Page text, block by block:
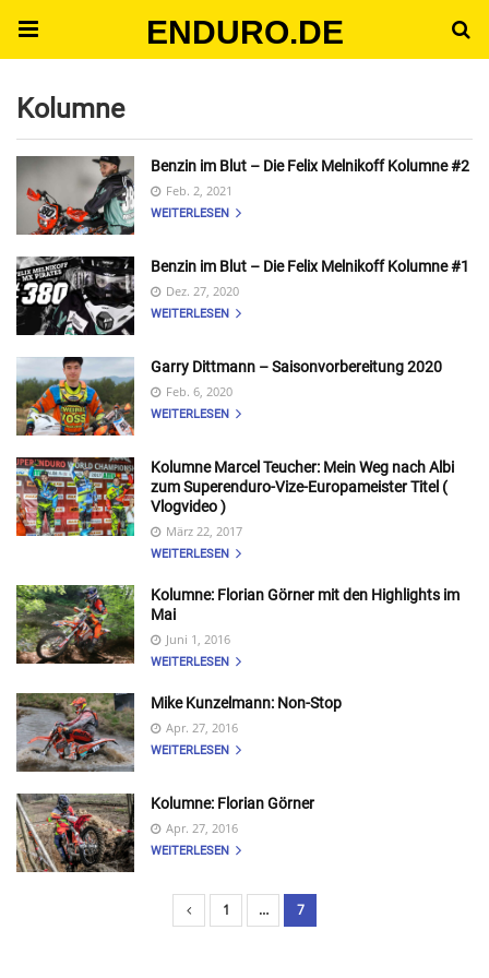
ENDURO.DE
Kolumne
Benzin im Blut – Die Felix Melnikoff Kolumne #2
Feb. 2, 2021
WEITERLESEN
Benzin im Blut – Die Felix Melnikoff Kolumne #1
Dez. 27, 2020
WEITERLESEN
Garry Dittmann – Saisonvorbereitung 2020
Feb. 6, 2020
WEITERLESEN
Kolumne Marcel Teucher: Mein Weg nach Albi
zum Superenduro-Vize-Europameister Titel (
Vlogvideo )
März 22, 2017
WEITERLESEN
Kolumne: Florian Görner mit den Highlights im
Mai
Juni 1, 2016
WEITERLESEN
Mike Kunzelmann: Non-Stop
Apr. 27, 2016
WEITERLESEN
Kolumne: Florian Görner
Apr. 27, 2016
WEITERLESEN
1 … 7